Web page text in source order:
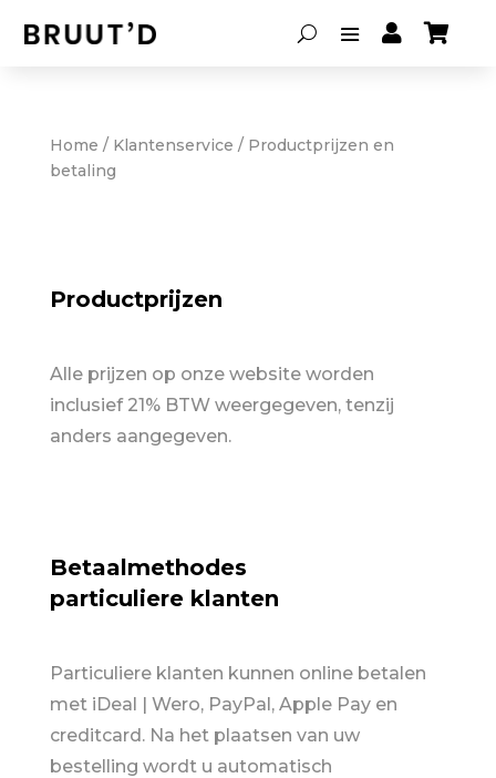
 
Home / Klantenservice / Productprijzen en
betaling
Productprijzen
Alle prijzen op onze website worden
inclusief 21% BTW weergegeven, tenzij
anders aangegeven.
Betaalmethodes
particuliere klanten
Particuliere klanten kunnen online betalen
met iDeal | Wero, PayPal, Apple Pay en
creditcard. Na het plaatsen van uw
bestelling wordt u automatisch